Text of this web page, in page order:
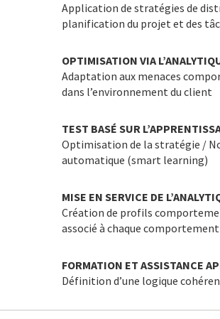
Application de stratégies de
planification du projet et des
OPTIMISATION VIA
Adaptation aux menaces
dans l’environnement du client
TEST BASÉ SUR
Optimisation de la stratégie /
automatique (smart learning)
MISE EN SERVICE DE
Création de profils
associé à chaque
FORMATION ET ASSISTANCE
Définition d’une logique